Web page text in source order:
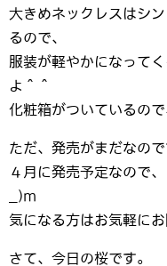
大きめネックレスはシ
るので、
服装が軽やかになって
よ＾＾
化粧箱がついているの
ただ、発売がまだなの
４月に発売予定なので
_)m
気になる方はお気軽に
さて、今日の桜です。